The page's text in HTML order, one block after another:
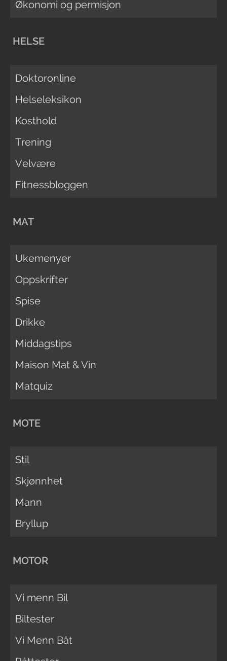
Økonomi og permisjon
HELSE
Doktoronline
Helseleksikon
Kosthold
Trening
Velvære
Fitnessbloggen
MAT
Ukemenyer
Oppskrifter
Spise
Drikke
Middagstips
Maison Mat & Vin
Matquiz
MOTE
Stil
Skjønnhet
Mann
Bryllup
MOTOR
Vi menn Bil
Biltester
Vi Menn Båt